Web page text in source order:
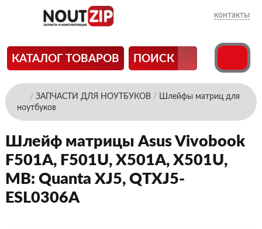
контакты
КАТАЛОГ ТОВАРОВ ПОИСК
/ ЗАПЧАСТИ ДЛЯ НОУТБУКОВ/ Шлейфы матриц для
ноутбуков
Шлейф матрицы Asus Vivobook
F501A, F501U, X501A, X501U,
MB: Quanta XJ5, QTXJ5-
ESL0306A